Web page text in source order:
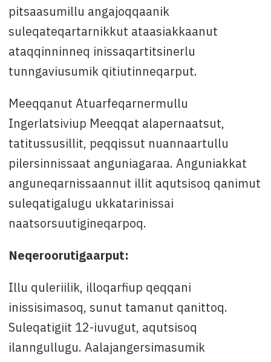
pitsaasumillu angajoqqaanik
suleqateqartarnikkut ataasiakkaanut
ataqqinninneq inissaqartitsinerlu
tunngaviusumik qitiutinneqarput.
Meeqqanut Atuarfeqarnermullu
Ingerlatsiviup Meeqqat alapernaatsut,
tatitussusillit, peqqissut nuannaartullu
pilersinnissaat anguniagaraa. Anguniakkat
anguneqarnissaannut illit aqutsisoq qanimut
suleqatigalugu ukkatarinissai
naatsorsuutigineqarpoq.
Neqeroorutigaarput:
Illu quleriilik, illoqarfiup qeqqani
inissisimasoq, sunut tamanut qanittoq.
Suleqatigiit 12-iuvugut, aqutsisoq
ilanngullugu. Aalajangersimasumik